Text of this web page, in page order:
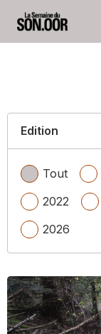
Edition
Tout
2022
2026